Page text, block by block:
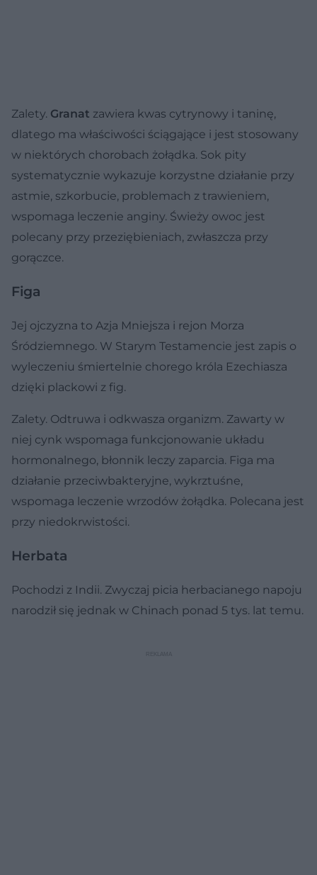
Zalety. Granat zawiera kwas cytrynowy i taninę,
dlatego ma właściwości ściągające i jest stosowany
w niektórych chorobach żołądka. Sok pity
systematycznie wykazuje korzystne działanie przy
astmie, szkorbucie, problemach z trawieniem,
wspomaga leczenie anginy. Świeży owoc jest
polecany przy przeziębieniach, zwłaszcza przy
gorączce.
Figa
Jej ojczyzna to Azja Mniejsza i rejon Morza
Śródziemnego. W Starym Testamencie jest zapis o
wyleczeniu śmiertelnie chorego króla Ezechiasza
dzięki plackowi z fig.
Zalety. Odtruwa i odkwasza organizm. Zawarty w
niej cynk wspomaga funkcjonowanie układu
hormonalnego, błonnik leczy zaparcia. Figa ma
działanie przeciwbakteryjne, wykrztuśne,
wspomaga leczenie wrzodów żołądka. Polecana jest
przy niedokrwistości.
Herbata
Pochodzi z Indii. Zwyczaj picia herbacianego napoju
narodził się jednak w Chinach ponad 5 tys. lat temu.